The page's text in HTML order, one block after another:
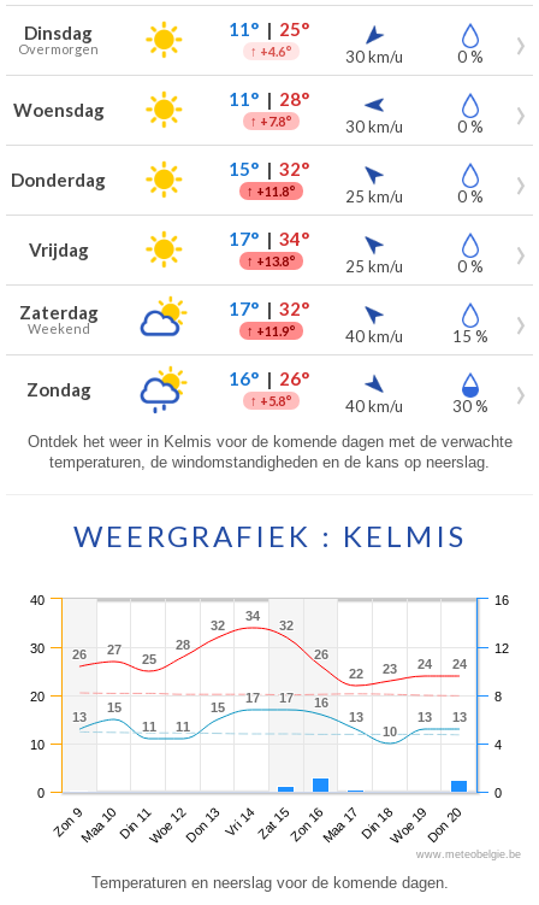
Dinsdag
Overmorgen
11°| 25°
↑ +4.6° 30 km/u 0 %
Woensdag 11°| 28°
↑ +7.8° 30 km/u 0 %
Donderdag 15°| 32°
↑ +11.8° 25 km/u 0 %
Vrijdag 17°| 34°
↑ +13.8° 25 km/u 0 %
Zaterdag
Weekend
17°| 32°
↑ +11.9° 40 km/u 15 %
Zondag 16°| 26°
↑ +5.8° 40 km/u 30 %
Ontdek het weer in Kelmis voor de komende dagen met de verwachte
temperaturen, de windomstandigheden en de kans op neerslag.
WEERGRAFIEK : KELMIS
26
26 27
27
25
25
28
28
32
32
34
34
32
32
26
26
22
22 23
23 24
24 24
24
13
13
15
15
11
11 11
11
15
15
17
17 17
17 16
16
13
13
10
10
13
13 13
13
Zon 9Maa 10Din 11Woe 12Don 13Vri 14Zat 15Zon 16Maa 17Din 18Woe 19Don 20
0
10
20
30
40
0
4
8
12
16
www.meteobelgie.be
Temperaturen en neerslag voor de komende dagen.